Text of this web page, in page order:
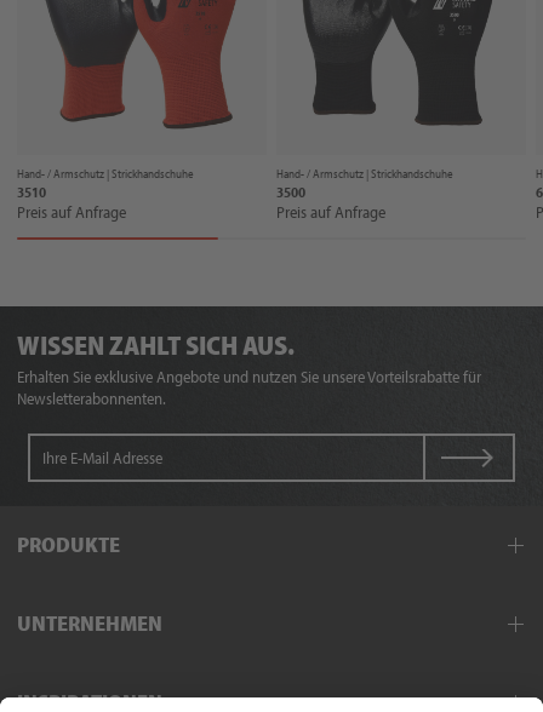
Hand- / Armschutz |Strickhandschuhe
3510
Preis auf Anfrage
Hand- / Armschutz |Strickhandschuhe
3500
Preis auf Anfrage
WISSEN ZAHLT SICH AUS.
Erhalten Sie exklusive Angebote und nutzen Sie unsere Vorteilsrabatte für
Newsletterabonnenten.
PRODUKTE
Schutzkleidung
Fußschutz
UNTERNEHMEN
INSPIRATIONEN